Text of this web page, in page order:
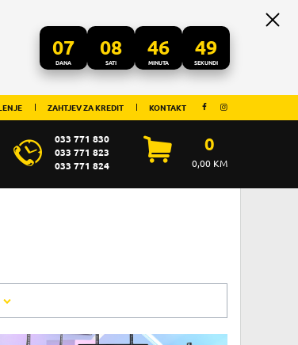
07
DANA
08
SATI
46
MINUTA
48
SEKUNDI
ZAHTJEV ZA KREDIT KONTAKT
033 771 830
033 771 823
033 771 824
0
0,00KM